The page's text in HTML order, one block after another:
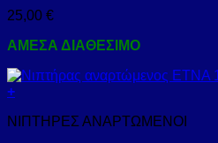
25,00 €
ΑΜΕΣΑ ΔΙΑΘΕΣΙΜΟ
+
ΝΙΠΤΗΡΕΣ ΑΝΑΡΤΩΜΕΝΟΙ